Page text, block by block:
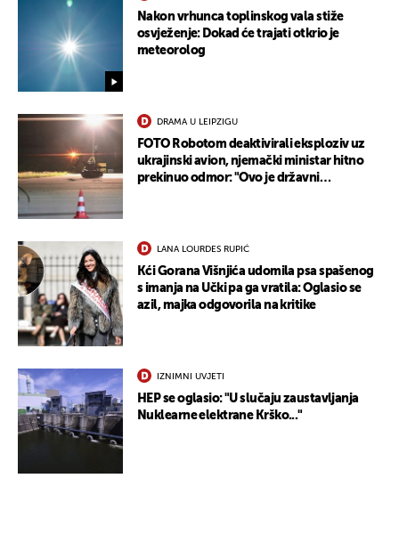
Nakon vrhunca toplinskog vala stiže
osvježenje: Dokad će trajati otkrio je
meteorolog
DRAMA U LEIPZIGU
FOTO Robotom deaktivirali eksploziv uz
ukrajinski avion, njemački ministar hitno
prekinuo odmor: "Ovo je državni
LANA LOURDES RUPIĆ
Kći Gorana Višnjića udomila psa spašenog
s imanja na Učki pa ga vratila: Oglasio se
azil, majka odgovorila na kritike
IZNIMNI UVJETI
HEP se oglasio: "U slučaju zaustavljanja
Nuklearne elektrane Krško..."